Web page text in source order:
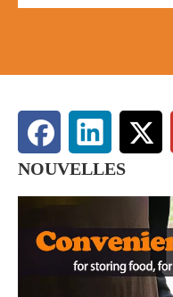
NOUVELLES